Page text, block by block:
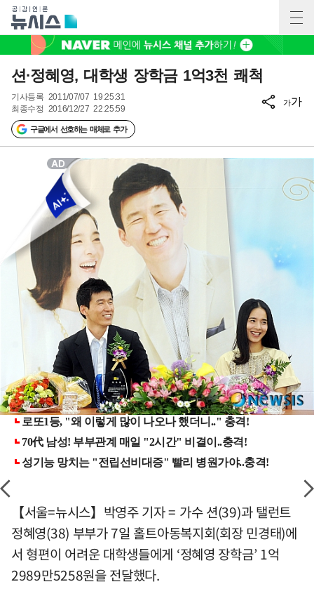
션·정혜영, 대학생 장학금 1억3천 쾌척
기사등록 2011/07/07 19:25:31
최종수정 2016/12/27 22:25:59
구글에서 선호하는 매체로 추가
가가
【서울=뉴시스】박영주 기자 = 가수 션(39)과 탤런트
정혜영(38) 부부가 7일 홀트아동복지회(회장 민경태)에
서 형편이 어려운 대학생들에게 ‘정혜영 장학금’ 1억
2989만5258원을 전달했다.